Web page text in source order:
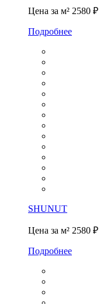
Цена за м² 2580 ₽
Подробнее
SHUNUT
Цена за м² 2580 ₽
Подробнее